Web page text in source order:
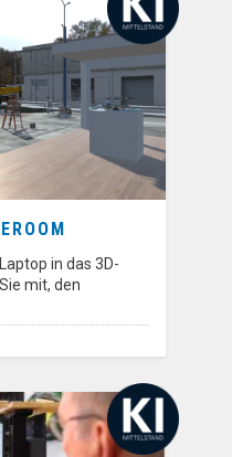
in das 3D-
mit, den